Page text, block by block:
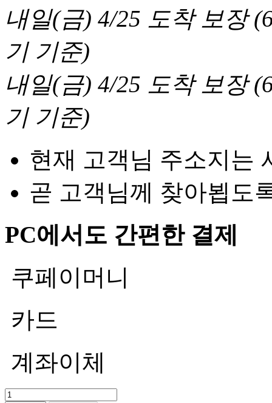
내일(금) 4/25 도착 보장(
기 기준)
내일(금) 4/25 도착 보장(
기 기준)
현재 고객님 주소지는
곧 고객님께 찾아뵙도
PC에서도 간편한 결제
쿠페이머니
카드
계좌이체